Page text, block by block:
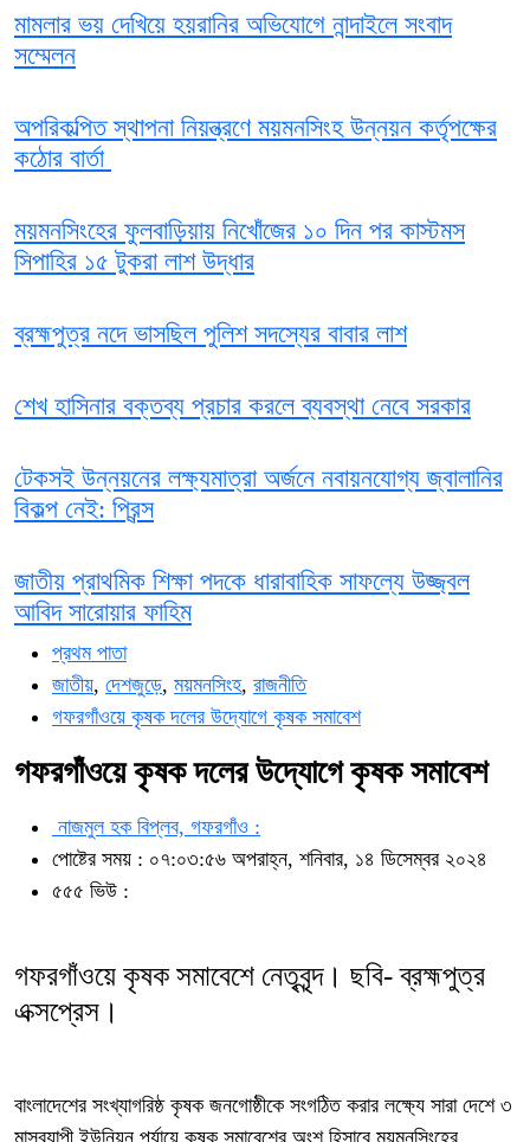
প্রথম পাতা
জাতীয়, দেশজুড়ে, ময়মনসিংহ, রাজনীতি
গফরগাঁওয়ে কৃষক দলের উদ্যোগে কৃষক সমাবেশ
গফরগাঁওয়ে কৃষক দলের উদ্যোগে কৃষক সমাবেশ
নাজমুল হক বিপ্লব, গফরগাঁও :
পোষ্টের সময় : ০৭:০৩:৫৬ অপরাহ্ন, শনিবার, ১৪ ডিসেম্বর ২০২৪
৫৫৫ ভিউ :
গফরগাঁওয়ে কৃষক সমাবেশে নেতৃবৃন্দ। ছবি- ব্রহ্মপুত্র
এক্সপ্রেস।
বাংলাদেশের সংখ্যাগরিষ্ঠ কৃষক জনগোষ্ঠীকে সংগঠিত করার লক্ষ্যে সারা দেশে ৩
মামলার ভয় দেখিয়ে হয়রানির অভিযোগে নান্দাইলে সংবাদ
সম্মেলন
অপরিকল্পিত স্থাপনা নিয়ন্ত্রণে ময়মনসিংহ উন্নয়ন কর্তৃপক্ষের
কঠোর বার্তা
ময়মনসিংহের ফুলবাড়িয়ায় নিখোঁজের ১০ দিন পর কাস্টমস
সিপাহির ১৫ টুকরা লাশ উদ্ধার
ব্রহ্মপুত্র নদে ভাসছিল পুলিশ সদস্যের বাবার লাশ
শেখ হাসিনার বক্তব্য প্রচার করলে ব্যবস্থা নেবে সরকার
টেকসই উন্নয়নের লক্ষ্যমাত্রা অর্জনে নবায়নযোগ্য জ্বালানির
বিকল্প নেই: প্রিন্স
জাতীয় প্রাথমিক শিক্ষা পদকে ধারাবাহিক সাফল্যে উজ্জ্বল
আবিদ সারোয়ার ফাহিম